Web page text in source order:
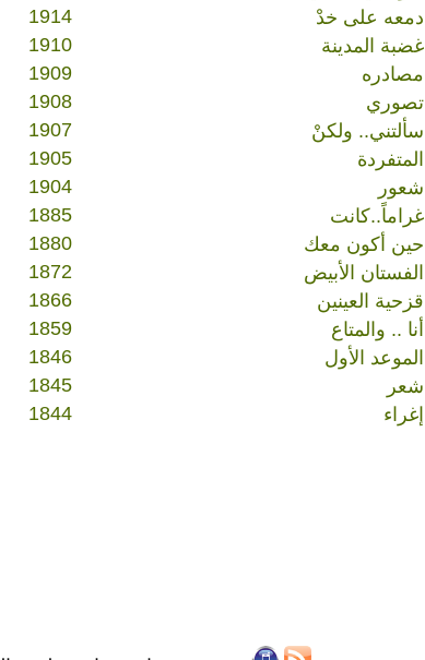
1914 دمعه على خدْ
1910 غضبة المدينة
1909 مصادره
1908 تصوري
1907 سألتني.. ولكنْ
1905 المتفردة
1904 شعور
1885 غراماً..كانت
1880 حين أكون معك
1872 الفستان الأبيض
1866 قزحية العينين
1859 أنا .. والمتاع
1846 الموعد الأول
1845 شعر
1844 إغراء